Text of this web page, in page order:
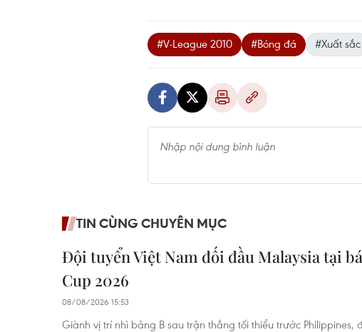
#V-League 2010 #Bóng đá #Xuất sắc
TIN CÙNG CHUYÊN MỤC
Đội tuyển Việt Nam đối đầu Malaysia tại
Cup 2026
08/08/2026 15:53
Giành vị trí nhì bảng B sau trận thắng tối thiểu trước Philippines,